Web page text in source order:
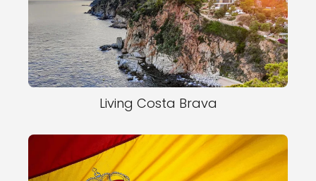
Living Costa Brava